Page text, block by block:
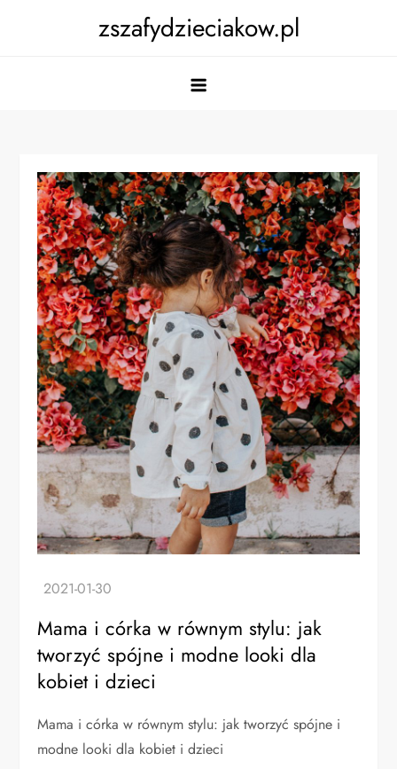
zszafydzieciakow.pl
Mama i córka w równym stylu: jak
tworzyć spójne i modne looki dla
kobiet i dzieci
Mama i córka w równym stylu: jak tworzyć spójne i
modne looki dla kobiet i dzieci